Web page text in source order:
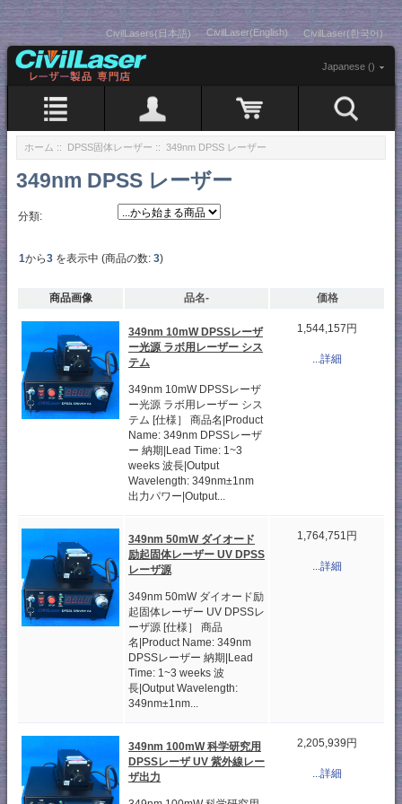
CivilLasers(日本語) CivilLaser(English) CivilLaser(한국어)
Japanese ()
ホーム :: DPSS固体レーザー :: 349nm DPSS レーザー
349nm DPSS レーザー
分類:
1から3 を表示中 (商品の数: 3)
商品画像 品名- 価格
349nm 10mW DPSSレーザ
ー光源 ラボ用レーザー シス
テム
349nm 10mW DPSSレーザ
ー光源 ラボ用レーザー シス
テム [仕様］ 商品名|Product
Name: 349nm DPSSレーザ
ー 納期|Lead Time: 1~3
weeks 波長|Output
Wavelength: 349nm±1nm
出力パワー|Output...
1,544,157円
...詳細
349nm 50mW ダイオード
励起固体レーザー UV DPSS
レーザ源
349nm 50mW ダイオード励
起固体レーザー UV DPSSレ
ーザ源 [仕様］ 商品
名|Product Name: 349nm
DPSSレーザー 納期|Lead
Time: 1~3 weeks 波
長|Output Wavelength:
349nm±1nm...
1,764,751円
...詳細
349nm 100mW 科学研究用
DPSSレーザ UV 紫外線レー
ザ出力
2,205,939円
...詳細